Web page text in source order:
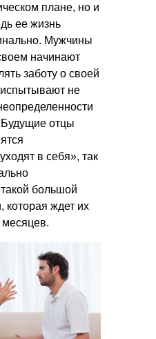
плане, но и
ее жизнь
Мужчины
начинают
заботу о своей
испытывают не
отцы
в себя», так
такой большой
которая ждет их
месяцев.